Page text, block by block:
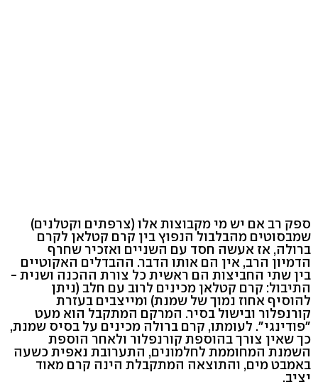
ספק רב אם יש מי מקבוצות אלו (צרפתים וקטלנים)
שמבסוטים מהבלבול הנפוץ בין קרם קטלאן לקרם
ברולה, אז אעשה חסד עם השניים ואזכיר שחרף
הדמיון הרב, אין הם אותו הדבר. ההבדלים האקוטיים
בין שתי החביצות הם ראשית כל צורת ההכנה ושנית -
התיבול: קרם קטלאן מכינים לרוב עם חלב (ניתן
להוסיף אחוז נמוך של שמנת) ומייצבים בעזרת
קורנפלור ובישול בסיר. המרקם המתקבל הוא מעט
"פודינגי". לעומתו, קרם ברולה מכינים על בסיס שמנת,
כך שאין צורך בהוספת קורנפלור ולאחר הוספת
השמנת המחוממת לחלמונים, התערובת נאפית כשעה
באמבט מים, והתוצאה המתקבלת הינה קרם מאוד
יציב.